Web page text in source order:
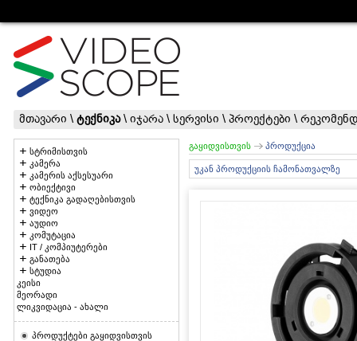
მთავარი \ ტექნიკა\ იჯარა \ სერვისი \ პროექტები \
სტრიმისთვის
კამერა
კამერის აქსესუარი
ობიექტივი
ტექნიკა გადაღებისთვის
ვიდეო
აუდიო
კომუტაცია
IT / კომპიუტერები
განათება
სტუდია
კეისი
მეორადი
ლიკვიდაცია - ახალი
პროდუქტები გაყიდვისთვის
გაყიდვისთვის პროდუქცია
უკან პროდუქციის ჩამონათვალზე